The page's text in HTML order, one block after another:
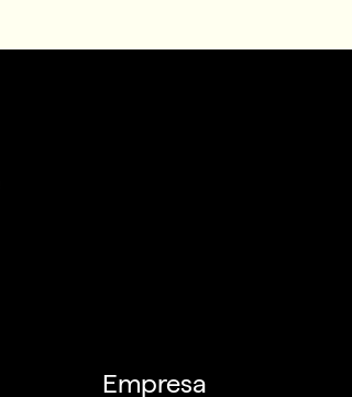
Empresa